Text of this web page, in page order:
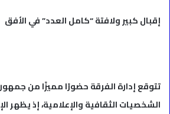
إقبال كبير ولافتة “كامل العدد” في الأفق
تتوقع إدارة الفرقة حضورًا مميزًا من
الشخصيات الثقافية والإعلامية، إذ يظهر